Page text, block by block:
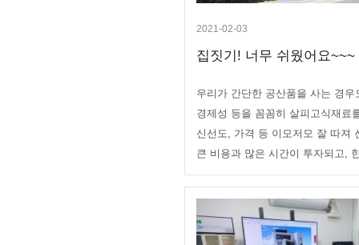
2021-02-03
집짓기! 너무 쉬웠어요~~~
우리가 간단한 공산품을 사는 경
경제성 등을 꼼꼼히 살피고식재료
신선도, 가격 등 이모저모 잘 따져
큰 비용과 많은 시간이 투자되고,